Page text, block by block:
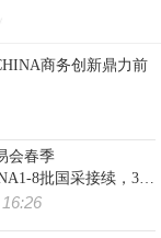
商务创新鼎力前
会春季
8批国采接续，317
量（附产品清单）